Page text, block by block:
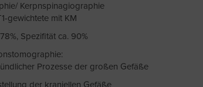
Kerpnspinagiographie
gewichtete mit KM
Spezifität ca. 90%
Prozesse der großen Gefäße
der kraniellen Gefäße